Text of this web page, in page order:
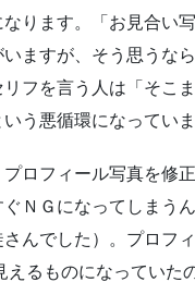
ります。「お見合い
ますが、そう思うな
フを言う人は「そこ
う悪循環になっていま
ロフィール写真を修
ＮＧになってしまう
んでした）。プロフ
るものになっていた